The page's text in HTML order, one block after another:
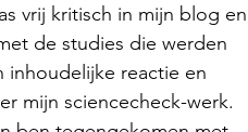
vrij kritisch in mijn blog en
de studies die werden
inhoudelijke reactie en
mijn sciencecheck-werk.